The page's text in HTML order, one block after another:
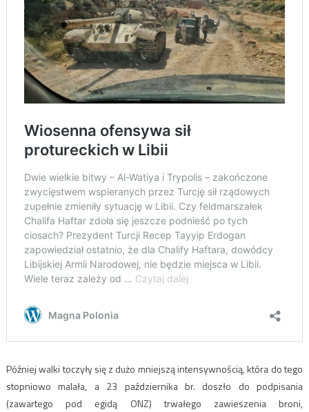
Później walki toczyły się z dużo mniejszą intensywnością, która do tego
stopniowo malała, a 23 października br. doszło do podpisania
(zawartego pod egidą ONZ) trwałego zawieszenia broni,